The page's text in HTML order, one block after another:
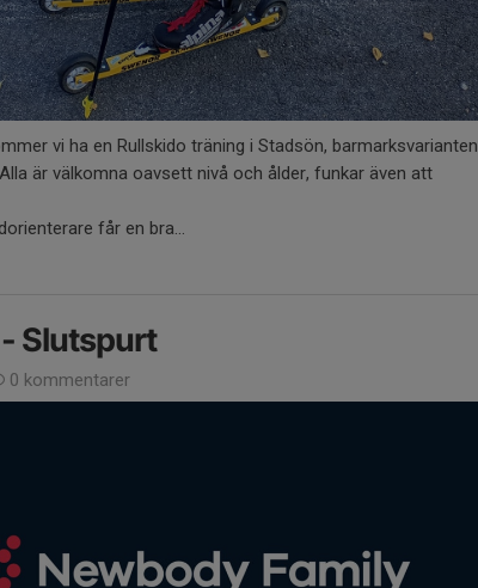
vi ha en Rullskido träning i Stadsön, barmarksvarianten
är välkomna oavsett nivå och ålder, funkar även att
får en bra...
Slutspurt
0 kommentarer